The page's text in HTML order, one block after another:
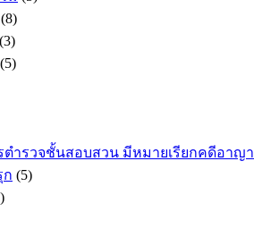
(8)
(3)
(5)
ำรวจชั้นสอบสวน มีหมายเรียกคดีอาญา
ก (5)